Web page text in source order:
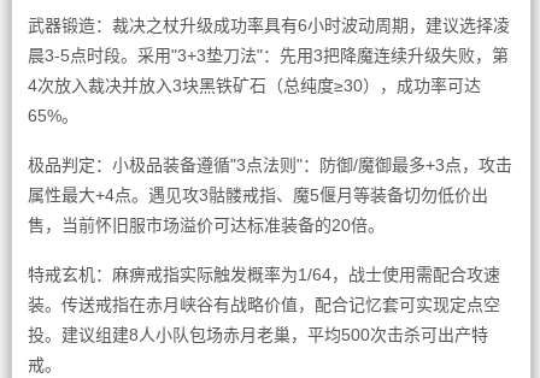
武器锻造：裁决之杖升级成功率具有6小时波动周期，建议选择凌
晨3-5点时段。采用"3+3垫刀法"：先用3把降魔连续升级失败，第
4次放入裁决并放入3块黑铁矿石（总纯度≥30），成功率可达
65%。
极品判定：小极品装备遵循"3点法则"：防御/魔御最多+3点，攻击
属性最大+4点。遇见攻3骷髅戒指、魔5偃月等装备切勿低价出
售，当前怀旧服市场溢价可达标准装备的20倍。
特戒玄机：麻痹戒指实际触发概率为1/64，战士使用需配合攻速
装。传送戒指在赤月峡谷有战略价值，配合记忆套可实现定点空
投。建议组建8人小队包场赤月老巢，平均500次击杀可出产特
戒。